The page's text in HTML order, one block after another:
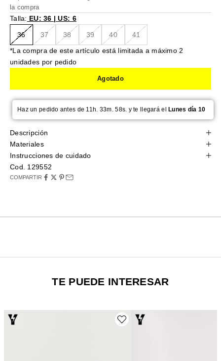
la compra
Talla: EU: 36 | US: 6
36 37 38 39 40 41
*La compra de este artículo está limitada a máximo 2
unidades por pedido
Agotado
Haz un pedido antes de 11h. 33m. 58s. y te llegará elLunes día 10
Descripción
Materiales
Instrucciones de cuidado
Cod. 129552
COMPARTIR
TE PUEDE INTERESAR